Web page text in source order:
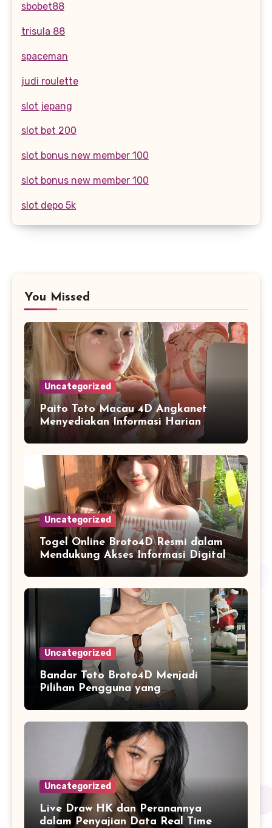
sbobet88
trisula 88
spaceman
judi roulette
slot jepang
slot bet 200
slot bonus new member 100
slot bonus new member 100
slot depo 5k
You Missed
Uncategorized
Paito Toto Macau 4D Angkanet
Menyediakan Informasi Harian
dengan Tampilan yang Lebih
Lengkap
Uncategorized
Togel Online Broto4D Resmi dalam
Mendukung Akses Informasi Digital
yang Lebih Praktis
Uncategorized
Bandar Toto Broto4D Menjadi
Pilihan Pengguna yang
Mengutamakan Akses Digital
Modern
Uncategorized
Live Draw HK dan Peranannya
dalam Penyajian Data Real Time